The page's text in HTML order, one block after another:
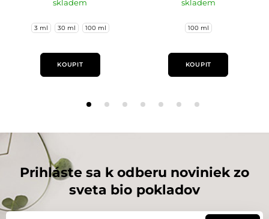
skladem
3 ml 30 ml 100 ml
KOUPIT
skladem
100 ml
KOUPIT
Prihláste sa k odberu noviniek zo
sveta bio pokladov